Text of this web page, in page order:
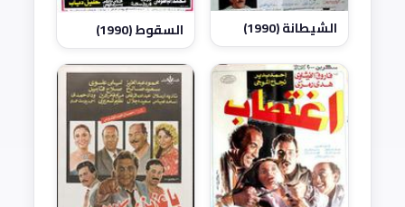
الشيطانة (1990) السقوط (1990)